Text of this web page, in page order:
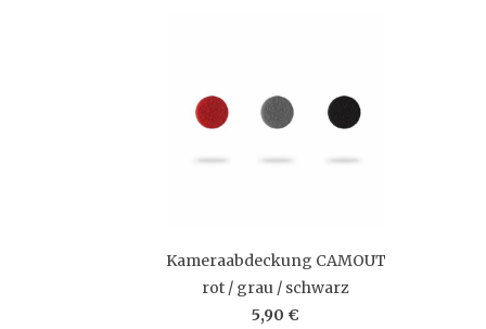
Kameraabdeckung CAMOUT
rot / grau / schwarz
5,90 €